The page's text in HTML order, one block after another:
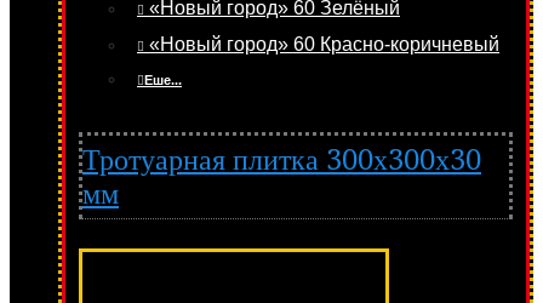
«Новый город» 60 Зелёный
«Новый город» 60 Красно-коричневый
Еше...
Тротуарная плитка 300х300х30
мм